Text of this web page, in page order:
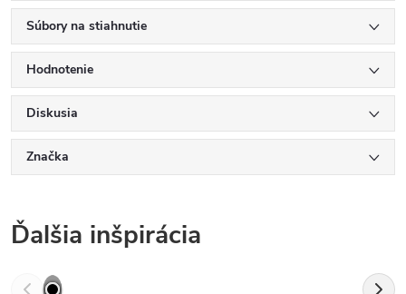
Súbory na stiahnutie
Hodnotenie
Diskusia
Značka
Ďalšia inšpirácia